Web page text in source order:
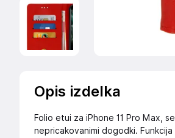
Opis izdelka
Folio etui za iPhone 11 Pro Max,
nepricakovanimi dogodki.